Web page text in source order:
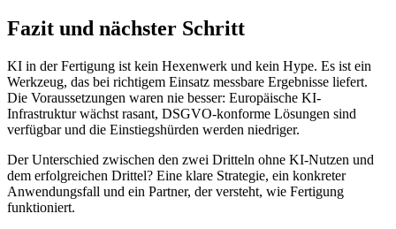
Fazit und nächster Schritt
KI in der Fertigung ist kein Hexenwerk und kein Hype. Es ist ein
Werkzeug, das bei richtigem Einsatz messbare Ergebnisse liefert.
Die Voraussetzungen waren nie besser: Europäische KI-
Infrastruktur wächst rasant, DSGVO-konforme Lösungen sind
verfügbar und die Einstiegshürden werden niedriger.
Der Unterschied zwischen den zwei Dritteln ohne KI-Nutzen und
dem erfolgreichen Drittel? Eine klare Strategie, ein konkreter
Anwendungsfall und ein Partner, der versteht, wie Fertigung
funktioniert.